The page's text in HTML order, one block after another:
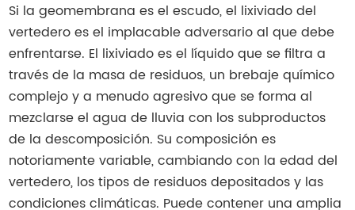
Si la geomembrana es el escudo, el lixiviado del
vertedero es el implacable adversario al que debe
enfrentarse. El lixiviado es el líquido que se filtra a
través de la masa de residuos, un brebaje químico
complejo y a menudo agresivo que se forma al
mezclarse el agua de lluvia con los subproductos
de la descomposición. Su composición es
notoriamente variable, cambiando con la edad del
vertedero, los tipos de residuos depositados y las
condiciones climáticas. Puede contener una amplia